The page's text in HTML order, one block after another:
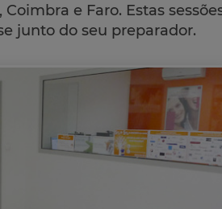
e Faro. Estas
junto do seu preparador.